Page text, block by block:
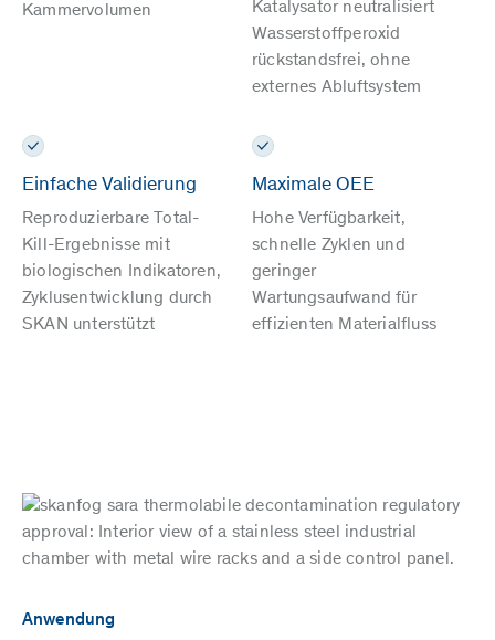
Kammervolumen
Katalysator neutralisiert
Wasserstoffperoxid
rückstandsfrei, ohne
externes Abluftsystem
Einfache Validierung
Reproduzierbare Total-
Kill-Ergebnisse mit
biologischen Indikatoren,
Zyklusentwicklung durch
SKAN unterstützt
Maximale OEE
Hohe Verfügbarkeit,
schnelle Zyklen und
geringer
Wartungsaufwand für
effizienten Materialfluss
Anwendung